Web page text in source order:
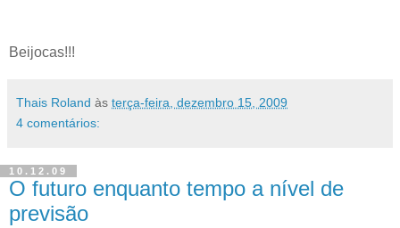
Beijocas!!!
Thais Roland às terça-feira, dezembro 15, 2009
4 comentários:
10.12.09
O futuro enquanto tempo a nível de
previsão